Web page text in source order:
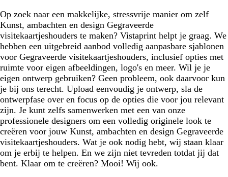
Op zoek naar een makkelijke, stressvrije manier om zelf
Kunst, ambachten en design Gegraveerde
visitekaartjeshouders te maken? Vistaprint helpt je graag. We
hebben een uitgebreid aanbod volledig aanpasbare sjablonen
voor Gegraveerde visitekaartjeshouders, inclusief opties met
ruimte voor eigen afbeeldingen, logo's en meer. Wil je je
eigen ontwerp gebruiken? Geen probleem, ook daarvoor kun
je bij ons terecht. Upload eenvoudig je ontwerp, sla de
ontwerpfase over en focus op de opties die voor jou relevant
zijn. Je kunt zelfs samenwerken met een van onze
professionele designers om een volledig originele look te
creëren voor jouw Kunst, ambachten en design Gegraveerde
visitekaartjeshouders. Wat je ook nodig hebt, wij staan klaar
om je erbij te helpen. En we zijn niet tevreden totdat jij dat
bent. Klaar om te creëren? Mooi! Wij ook.